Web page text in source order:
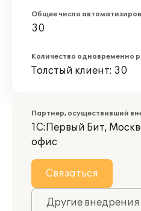
Общее число
30
Количество одновременно
Толстый клиент: 30
Партнер, осуществивший
1С:Первый Бит,
офис
Связаться
Другие